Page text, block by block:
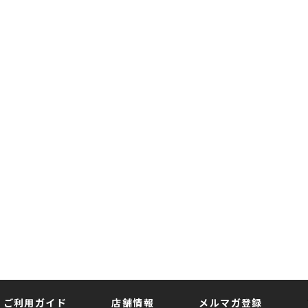
ご利用ガイド 店舗情報 メルマガ登録